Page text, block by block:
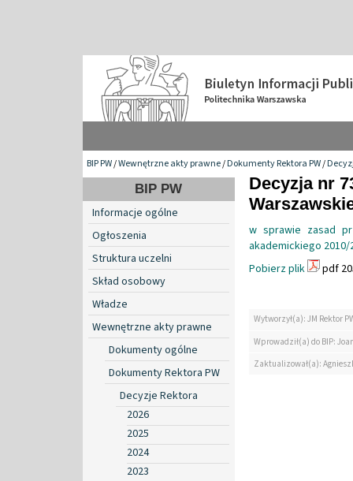
BIP PW/Wewnętrzne akty prawne/Dokumenty Rektora PW/
BIP PW
Informacje ogólne
Ogłoszenia
Struktura uczelni
Skład osobowy
Władze
Wewnętrzne akty prawne
Dokumenty ogólne
Dokumenty Rektora PW
Decyzje Rektora
2026
2025
2024
2023
Decyzja nr
w sprawie zasad
akademickiego 2010/
Pobierz plik
pdf
Wytworzył(a): JM Rektor
Wprowadził(a) do BIP:
Zaktualizował(a):